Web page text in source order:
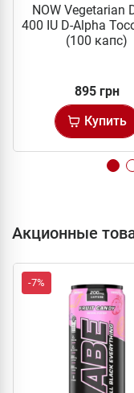
NOW Vegetarian
400 IU D-Alpha
(100 капс)
895 грн
Купить
Акционные
-7%